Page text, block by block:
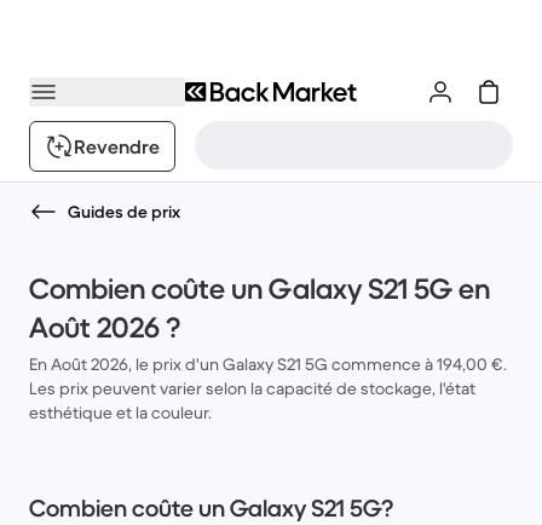
Revendre
Guides de prix
Combien coûte un Galaxy S21 5G en
Août 2026 ?
En Août 2026, le prix d'un Galaxy S21 5G commence à 194,00 €.
Les prix peuvent varier selon la capacité de stockage, l'état
esthétique et la couleur.
Combien coûte un Galaxy S21 5G?